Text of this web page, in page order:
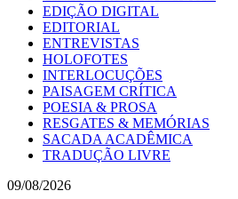
EDIÇÃO DIGITAL
EDITORIAL
ENTREVISTAS
HOLOFOTES
INTERLOCUÇÕES
PAISAGEM CRÍTICA
POESIA & PROSA
RESGATES & MEMÓRIAS
SACADA ACADÊMICA
TRADUÇÃO LIVRE
09/08/2026